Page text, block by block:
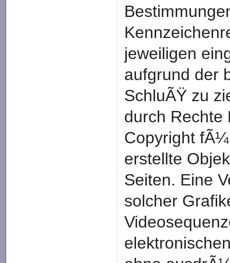
jeweiligen
aufgrund der
SchluÃŸ zu
durch
Copyright
erstellte
Seiten. Eine
solcher